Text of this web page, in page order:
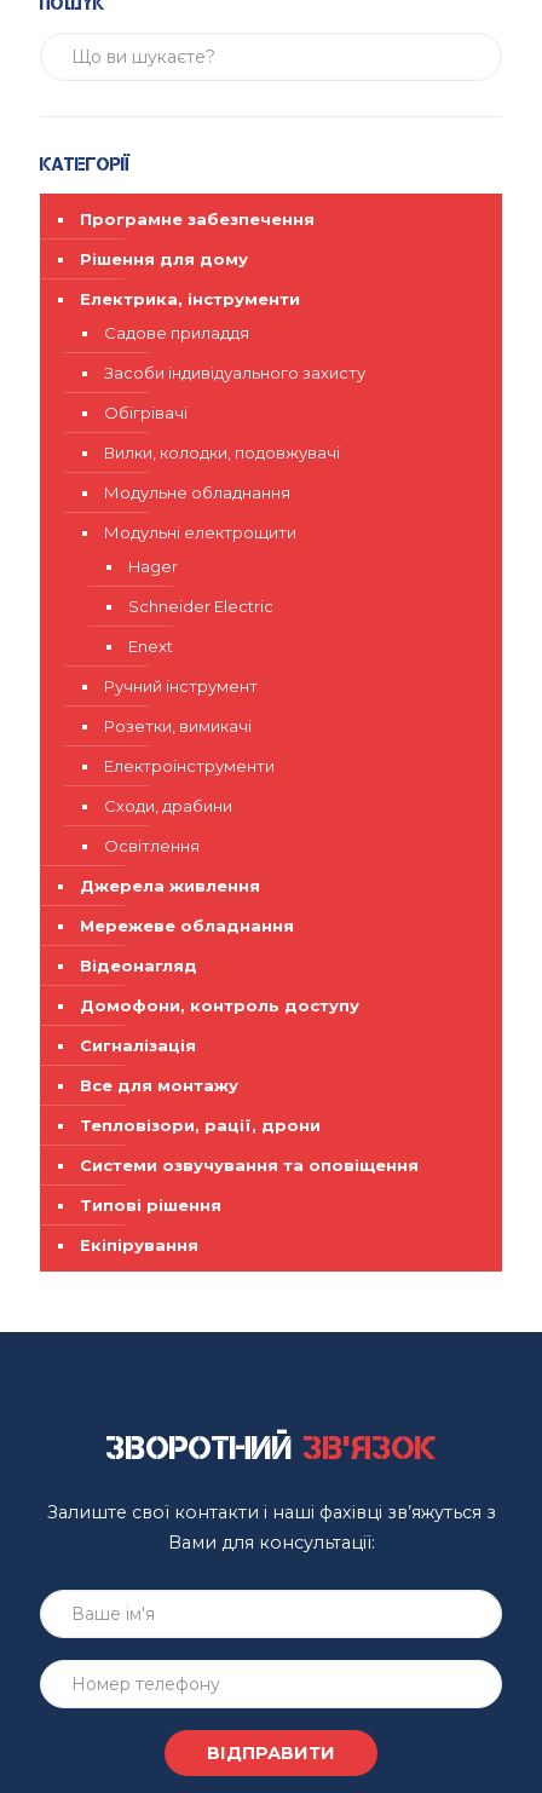
Категорії
Програмне забезпечення
Рішення для дому
Електрика, інструменти
Садове приладдя
Засоби індивідуального захисту
Обігрівачі
Вилки, колодки, подовжувачі
Модульне обладнання
Модульні електрощити
Hager
Schneider Electric
Enext
Ручний інструмент
Розетки, вимикачі
Електроінструменти
Сходи, драбини
Освітлення
Джерела живлення
Мережеве обладнання
Відеонагляд
Домофони, контроль доступу
Сигналізація
Все для монтажу
Тепловізори, рації, дрони
Системи озвучування та оповіщення
Типові рішення
Екіпірування
Зворотний зв'язок
Залиште свої контакти і наші фахівці зв’яжуться з
Вами для консультації: